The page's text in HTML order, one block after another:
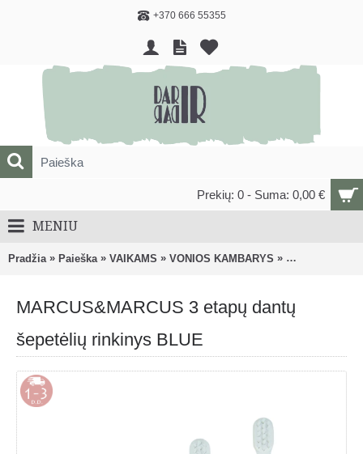
+370 666 55355
Prekių: 0 - Suma: 0,00 €
MENIU
Pradžia » Paieška » VAIKAMS » VONIOS KAMBARYS » Burnos
MARCUS&MARCUS 3 etapų dantų
šepetėlių rinkinys BLUE